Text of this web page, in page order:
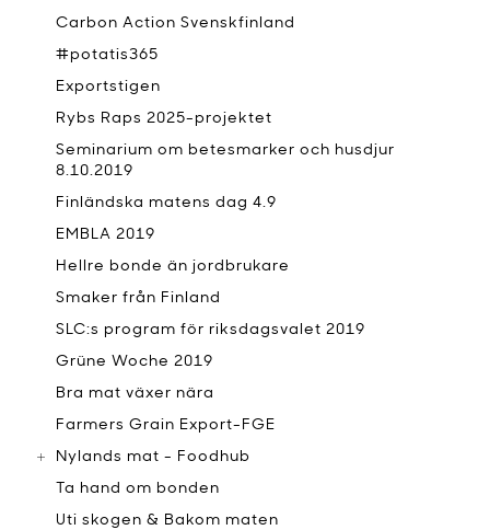
Carbon Action Svenskfinland
#potatis365
Exportstigen
Rybs Raps 2025-projektet
Seminarium om betesmarker och husdjur
8.10.2019
Finländska matens dag 4.9
EMBLA 2019
Hellre bonde än jordbrukare
Smaker från Finland
SLC:s program för riksdagsvalet 2019
Grüne Woche 2019
Bra mat växer nära
Farmers Grain Export-FGE
Nylands mat - Foodhub
Ta hand om bonden
Uti skogen & Bakom maten